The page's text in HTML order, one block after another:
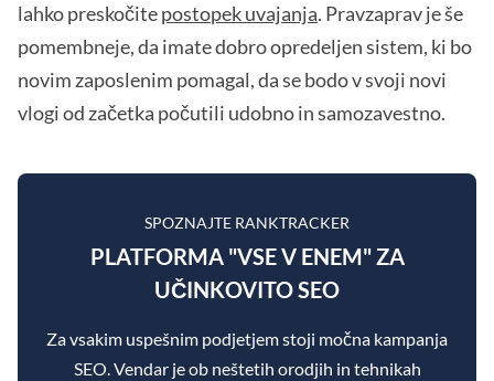
lahko preskočitepostopek uvajanja. Pravzaprav je še
pomembneje, da imate dobro opredeljen sistem, ki bo
novim zaposlenim pomagal, da se bodo v svoji novi
vlogi od začetka počutili udobno in samozavestno.
SPOZNAJTE RANKTRACKER
PLATFORMA "VSE V ENEM" ZA
UČINKOVITO SEO
Za vsakim uspešnim podjetjem stoji močna kampanja
SEO. Vendar je ob neštetih orodjih in tehnikah